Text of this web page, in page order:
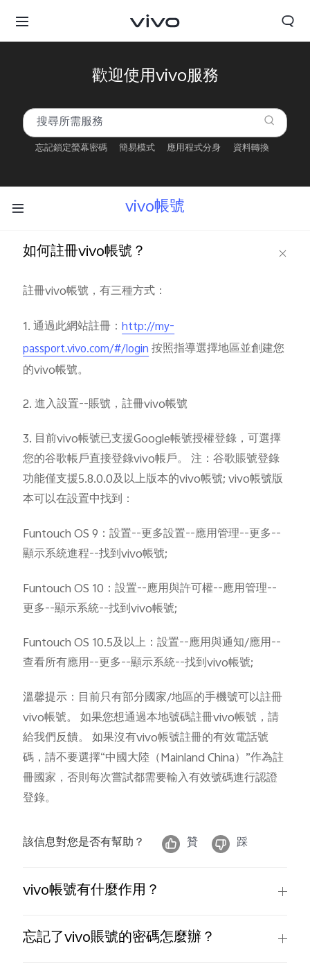
歡迎使用vivo服務
忘記鎖定螢幕密碼 簡易模式 應用程式分身 資料轉換
vivo帳號
如何註冊vivo帳號？
註冊vivo帳號，有三種方式：
1. 通過此網站註冊：http://my-
passport.vivo.com/#/login按照指導選擇地區並創建您
的vivo帳號。
2. 進入設置--賬號，註冊vivo帳號
3. 目前vivo帳號已支援Google帳號授權登錄，可選擇
您的谷歌帳戶直接登錄vivo帳戶。 注：谷歌賬號登錄
功能僅支援5.8.0.0及以上版本的vivo帳號; vivo帳號版
本可以在設置中找到：
Funtouch OS 9：設置--更多設置--應用管理--更多--
顯示系統進程--找到vivo帳號;
Funtouch OS 10：設置--應用與許可權--應用管理--
更多--顯示系統--找到vivo帳號;
Funtouch OS 10.5及以上：設置--應用與通知/應用--
查看所有應用--更多--顯示系統--找到vivo帳號;
溫馨提示：目前只有部分國家/地區的手機號可以註冊
vivo帳號。 如果您想通過本地號碼註冊vivo帳號，請
給我們反饋。 如果沒有vivo帳號註冊的有效電話號
碼，請不要選擇“中國大陸（Mainland China）”作為註
冊國家，否則每次嘗試都需要輸入有效號碼進行認證
登錄。
該信息對您是否有幫助？ 贊 踩
vivo帳號有什麼作用？
忘記了vivo賬號的密碼怎麼辦？